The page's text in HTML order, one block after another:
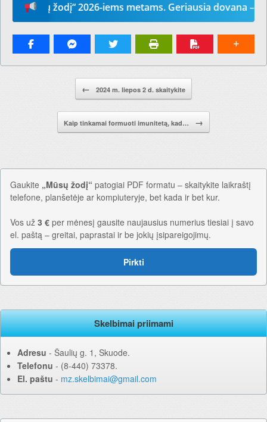
žodį“ 2026-iems metams. Geriausia dovana –
← 2024 m. liepos 2 d. skaitykite
Kaip tinkamai formuoti imunitetą, kad… →
Gaukite „Mūsų žodį“ patogiai PDF formatu – skaitykite laikraštį
telefone, planšetėje ar kompiuteryje, bet kada ir bet kur.
Vos už 3 € per mėnesį gausite naujausius numerius tiesiai į savo
el. paštą – greitai, paprastai ir be jokių įsipareigojimų.
Pirkti
Skelbimai priimami
Adresu ‐ Šaulių g. 1, Skuode.
Telefonu ‐ (8-440) 73378.
El. paštu ‐ mz.skelbimai@gmail.com